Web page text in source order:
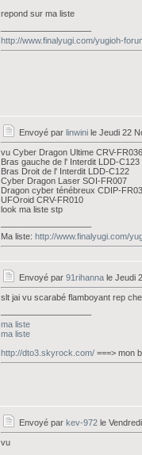
repond sur ma liste
http://www.finalyugi.com/yugioh-
Envoyé par linwini le Jeudi 22
vu Cyber Dragon Ultime CRV-
Bras gauche de l' Interdit LDD-C123
Bras Droit de l' Interdit LDD-C122
Cyber Dragon Laser SOI-FR007
Dragon cyber ténébreux CDIP-
UFOroid CRV-FR010
look ma liste stp
Ma liste: http://www.finalyugi.com/
Envoyé par 91rihanna le Jeudi
slt jai vu scarabé flamboyant rep
ma liste
ma liste
http://dto3.skyrock.com/ ===> mon
Envoyé par kev-972 le
vu